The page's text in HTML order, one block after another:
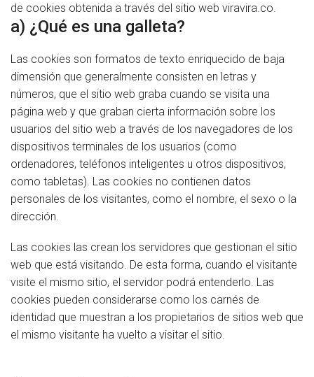
de cookies obtenida a través del sitio web viravira.co.
a) ¿Qué es una galleta?
Las cookies son formatos de texto enriquecido de baja
dimensión que generalmente consisten en letras y
números, que el sitio web graba cuando se visita una
página web y que graban cierta información sobre los
usuarios del sitio web a través de los navegadores de los
dispositivos terminales de los usuarios (como
ordenadores, teléfonos inteligentes u otros dispositivos,
como tabletas). Las cookies no contienen datos
personales de los visitantes, como el nombre, el sexo o la
dirección.
Las cookies las crean los servidores que gestionan el sitio
web que está visitando. De esta forma, cuando el visitante
visite el mismo sitio, el servidor podrá entenderlo. Las
cookies pueden considerarse como los carnés de
identidad que muestran a los propietarios de sitios web que
el mismo visitante ha vuelto a visitar el sitio.